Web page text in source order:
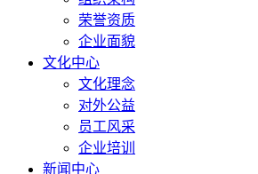
荣誉资质
企业面貌
文化中心
文化理念
对外公益
员工风采
企业培训
新闻中心